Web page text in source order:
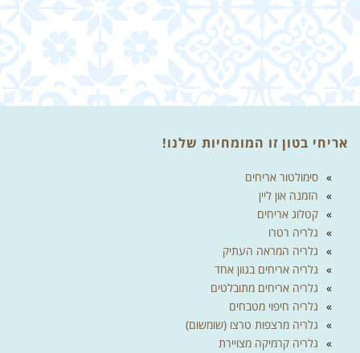
אריחי בטון זו המומחיות שלנו!
סימולטור אריחים
הזמנה און ליין
קטלוג אריחים
גלריה רטרו
גלריה המראה העתיק
גלריה אריחים בגוון אחד
גלריה אריחים מתובלטים
גלריה חיפוי מטבחים
גלריה מרצפות טרצו (שומשום)
גלריה קרמיקה מצויירת